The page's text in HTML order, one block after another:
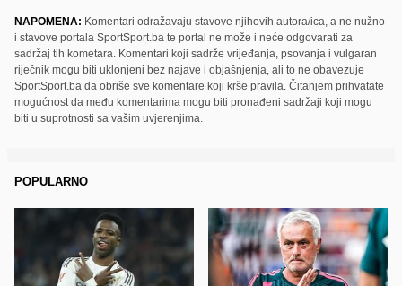
NAPOMENA: Komentari odražavaju stavove njihovih autora/ica, a ne nužno
i stavove portala SportSport.ba te portal ne može i neće odgovarati za
sadržaj tih kometara. Komentari koji sadrže vrijeđanja, psovanja i vulgaran
riječnik mogu biti uklonjeni bez najave i objašnjenja, ali to ne obavezuje
SportSport.ba da obriše sve komentare koji krše pravila. Čitanjem prihvatate
mogućnost da među komentarima mogu biti pronađeni sadržaji koji mogu
biti u suprotnosti sa vašim uvjerenjima.
POPULARNO